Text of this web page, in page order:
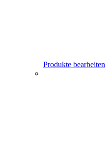
Produkte bearbeiten